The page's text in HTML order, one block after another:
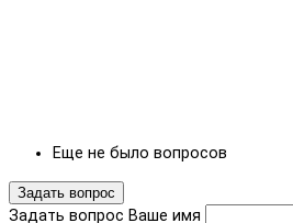
Еще не было вопросов
Задать вопрос
Задать вопрос Ваше имя